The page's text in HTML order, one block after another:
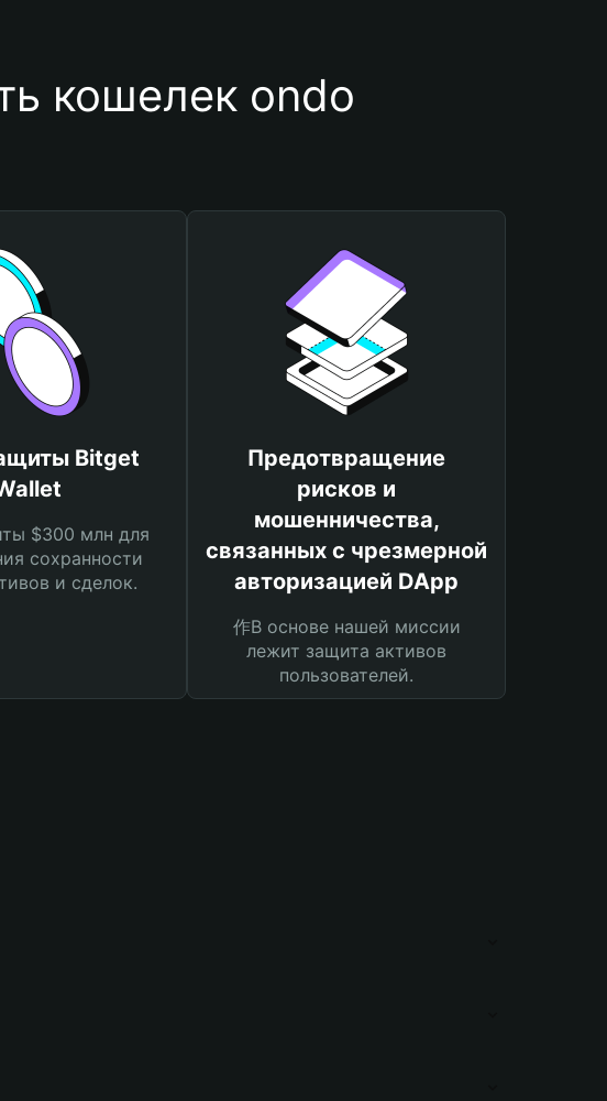
кошелек ondo
Bitget
$300 млн для
сохранности
и сделок.
Предотвращение
рисков и
мошенничества,
связанных с чрезмерной
авторизацией DApp
作В основе нашей миссии
лежит защита активов
пользователей.